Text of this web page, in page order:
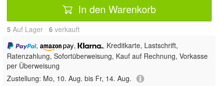
In den Warenkorb
5 Auf Lager 6 verkauft
,
,
, Kreditkarte, Lastschrift,
Ratenzahlung, Sofortüberweisung, Kauf auf Rechnung, Vorkasse
per Überweisung
Zustellung: Mo, 10. Aug. bis Fr, 14. Aug.